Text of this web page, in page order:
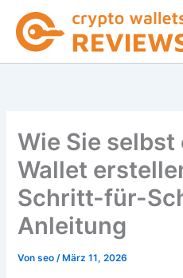
Inhalt
springen
Wie Sie selbst
Wallet
Schritt-für-
Anleitung
Vonseo/ März 11, 2026